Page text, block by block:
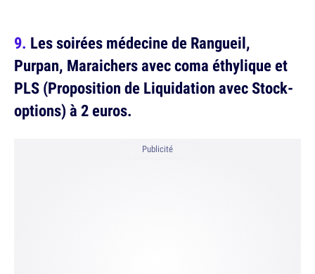
Les soirées médecine de Rangueil,
Purpan, Maraichers avec coma éthylique et
PLS (Proposition de Liquidation avec Stock-
options) à 2 euros.
Publicité